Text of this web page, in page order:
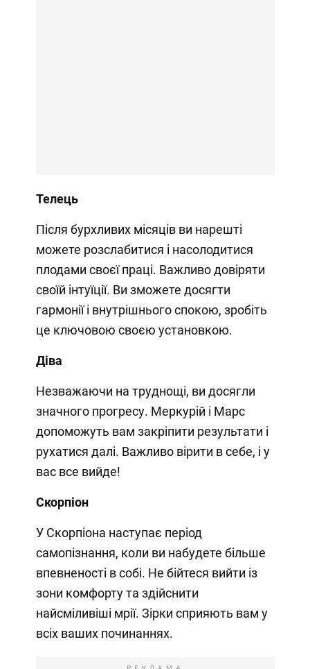
Телець
Після бурхливих місяців ви нарешті
можете розслабитися і насолодитися
плодами своєї праці. Важливо довіряти
своїй інтуїції. Ви зможете досягти
гармонії і внутрішнього спокою, зробіть
це ключовою своєю установкою.
Діва
Незважаючи на труднощі, ви досягли
значного прогресу. Меркурій і Марс
допоможуть вам закріпити результати і
рухатися далі. Важливо вірити в себе, і у
вас все вийде!
Скорпіон
У Скорпіона наступає період
самопізнання, коли ви набудете більше
впевненості в собі. Не бійтеся вийти із
зони комфорту та здійснити
найсміливіші мрії. Зірки сприяють вам у
всіх ваших починаннях.